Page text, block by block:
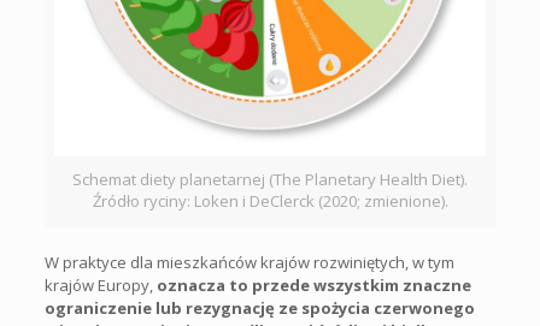
Schemat diety planetarnej (The Planetary Health Diet).
Źródło ryciny: Loken i DeClerck (2020; zmienione).
W praktyce dla mieszkańców krajów rozwiniętych, w tym
krajów Europy, oznacza to przede wszystkim znaczne
ograniczenie lub rezygnację ze spożycia czerwonego